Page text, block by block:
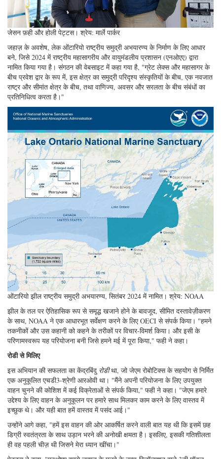
जेसन फ़ही और होली पेट्टस। श्रेय: मार्ले पार्कर
जहाज़ के अवशेष, लेक ओंटारियो राष्ट्रीय समुद्री अभयारण्य के निर्माण के लिए आधार
बने, जिसे 2024 में राष्ट्रीय महासागरीय और वायुमंडलीय प्रशासन (एनओएए) द्वारा
नामित किया गया है। संगठन की वेबसाइट में कहा गया है, "ग्रेट लेक्स और महासागर के
बीच प्रवेश द्वार के रूप में, इस क्षेत्र का समुद्री परिदृश्य संस्कृतियों के बीच, एक नवजात
राष्ट्र और सीमांत क्षेत्र के बीच, तथा वाणिज्य, अवसर और सरलता के बीच संबंधों का
प्रतिनिधित्व करता है।"
ओंटारियो झील राष्ट्रीय समुद्री अभयारण्य, सितंबर 2024 में नामित। श्रेय: NOAA
झील के तल पर ऐतिहासिक रूप से समृद्ध खजाने होने के बावजूद, सीमित दस्तावेज़ीकरण
के साथ, NOAA ने एक आधारभूत सर्वेक्षण करने के लिए OECI से संपर्क किया। "हमने
तकनीकों और उस कहानी को कहने के तरीकों पर विचार-विमर्श किया। और इसी के
परिणामस्वरूप यह परियोजना बनी जिसे हमने मई में पूरा किया," फही ने कहा।
रोडी से मिलिए
इस अभियान की सफलता का केंद्रबिंदु रोडीथा, जो जेएम रोबोटिक्स के सहयोग से निर्मित
एक अनुकूलित एचडी3-श्रेणी आरओवी था। "मैंने अपनी परियोजना के लिए उपयुक्त
वाहन चुनने की कोशिश में कई विक्रेताओं से संपर्क किया," फही ने कहा। "जेएम हमारे
उद्देश्य के लिए वाहन के अनुकूलन पर हमारे साथ मिलकर काम करने के लिए वास्तव में
इच्छुक थे। और यही बात हमें वास्तव में पसंद आई।"
उन्होंने आगे कहा, "हमें इस वाहन की ओर आकर्षित करने वाली बात यह थी कि इसमें छह
डिग्री स्वतंत्रता के साथ उड़ान भरने की अनोखी क्षमता है। इसलिए, इसकी गतिशीलता
ही वह पहली चीज़ थी जिसने मेरा ध्यान खींचा।"